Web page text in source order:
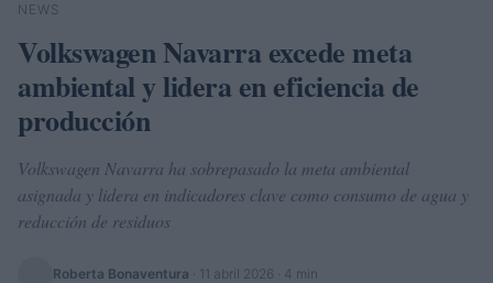
Buscar
NEWS
Volkswagen Navarra excede meta
ambiental y lidera en eficiencia de
producción
Volkswagen Navarra ha sobrepasado la meta ambiental
asignada y lidera en indicadores clave como consumo de agua y
reducción de residuos
Roberta Bonaventura 11 abril 2026 · 4 min